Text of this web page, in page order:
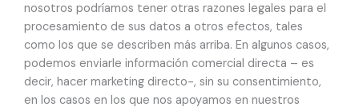
nosotros podríamos tener otras razones legales para el
procesamiento de sus datos a otros efectos, tales
como los que se describen más arriba. En algunos casos,
podemos enviarle información comercial directa – es
decir, hacer marketing directo-, sin su consentimiento,
en los casos en los que nos apoyamos en nuestros